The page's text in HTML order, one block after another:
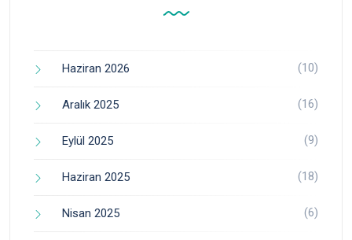
Haziran 2026 (10)
Aralık 2025 (16)
Eylül 2025 (9)
Haziran 2025 (18)
Nisan 2025 (6)